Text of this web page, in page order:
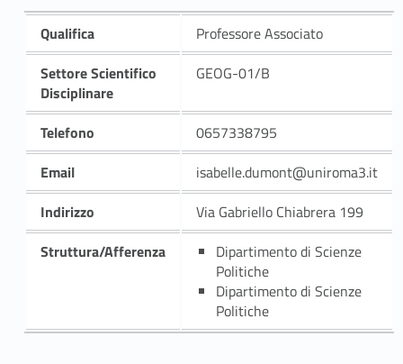
Qualifica
Professore Associato
Settore Scientifico
Disciplinare
GEOG-01/B
Telefono
0657338795
Email
isabelle.dumont@uniroma3.it
Indirizzo
Via Gabriello Chiabrera 199
Struttura/Afferenza
Dipartimento di Scienze
Politiche
Dipartimento di Scienze
Politiche